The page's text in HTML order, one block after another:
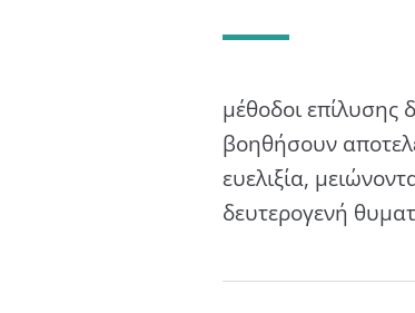
μέθοδοι επίλυσης
βοηθήσουν
ευελιξία,
δευτερογενή